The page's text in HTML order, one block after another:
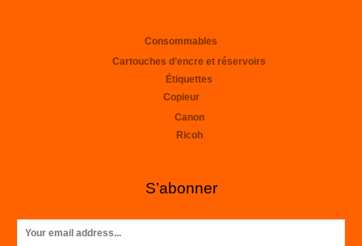
Consommables
Cartouches d’encre et réservoirs
Étiquettes
Copieur
Canon
Ricoh
S’abonner